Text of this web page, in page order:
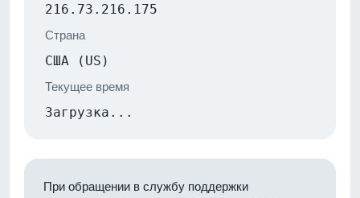
216.73.216.175
Страна
США (US)
Текущее время
Загрузка...
При обращении в службу поддержки